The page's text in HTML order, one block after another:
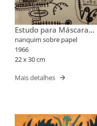
Estudo para Máscara
XLV
nanquim sobre papel
1966
22 x 30 cm
Mais detalhes